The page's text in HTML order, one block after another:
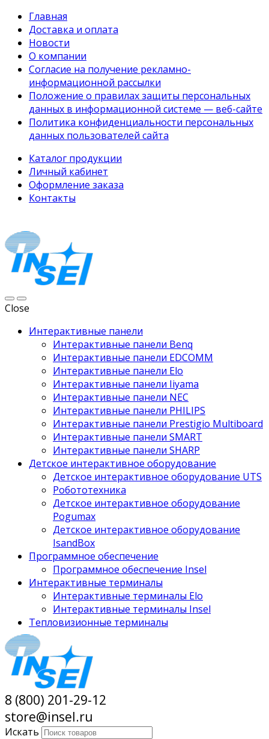
Главная
Доставка и оплата
Новости
О компании
Согласие на получение рекламно-
информационной рассылки
Положение о правилах защиты персональных
данных в информационной системе — веб-сайте
Политика конфиденциальности персональных
данных пользователей сайта
Каталог продукции
Личный кабинет
Оформление заказа
Контакты
Close
Интерактивные панели
Интерактивные панели Benq
Интерактивные панели EDCOMM
Интерактивные панели Elo
Интерактивные панели Iiyama
Интерактивные панели NEC
Интерактивные панели PHILIPS
Интерактивные панели Prestigio Multiboard
Интерактивные панели SMART
Интерактивные панели SHARP
Детское интерактивное оборудование
Детское интерактивное оборудование UTS
Робототехника
Детское интерактивное оборудование
Pogumax
Детское интерактивное оборудование
IsandBox
Программное обеспечение
Программное обеспечение Insel
Интерактивные терминалы
Интерактивные терминалы Elo
Интерактивные терминалы Insel
Тепловизионные терминалы
8 (800) 201-29-12
store@insel.ru
Искать